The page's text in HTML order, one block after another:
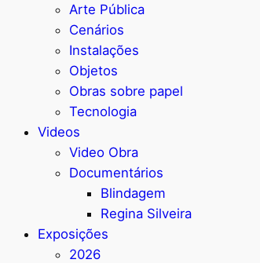
Arte Pública
Cenários
Instalações
Objetos
Obras sobre papel
Tecnologia
Videos
Video Obra
Documentários
Blindagem
Regina Silveira
Exposições
2026